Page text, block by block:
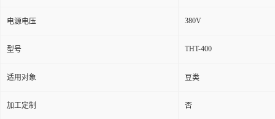
电源电压 380V
型号 THT-400
适用对象 豆类
加工定制 否